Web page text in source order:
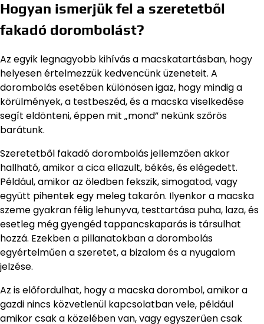
Hogyan ismerjük fel a szeretetből
fakadó dorombolást?
Az egyik legnagyobb kihívás a macskatartásban, hogy
helyesen értelmezzük kedvencünk üzeneteit. A
dorombolás esetében különösen igaz, hogy mindig a
körülmények, a testbeszéd, és a macska viselkedése
segít eldönteni, éppen mit „mond” nekünk szőrös
barátunk.
Szeretetből fakadó dorombolás jellemzően akkor
hallható, amikor a cica ellazult, békés, és elégedett.
Például, amikor az öledben fekszik, simogatod, vagy
együtt pihentek egy meleg takarón. Ilyenkor a macska
szeme gyakran félig lehunyva, testtartása puha, laza, és
esetleg még gyengéd tappancskaparás is társulhat
hozzá. Ezekben a pillanatokban a dorombolás
egyértelműen a szeretet, a bizalom és a nyugalom
jelzése.
Az is előfordulhat, hogy a macska dorombol, amikor a
gazdi nincs közvetlenül kapcsolatban vele, például
amikor csak a közelében van, vagy egyszerűen csak